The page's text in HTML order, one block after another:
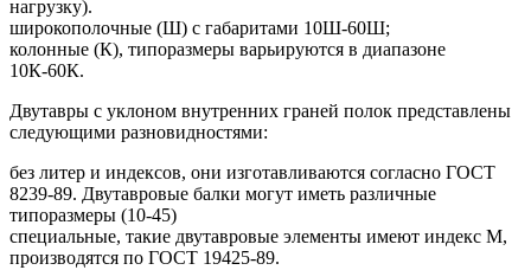
нагрузку).
широкополочные (Ш) с габаритами 10Ш-60Ш;
колонные (К), типоразмеры варьируются в диапазоне
10К-60К.
Двутавры с уклоном внутренних граней полок представлены
следующими разновидностями:
без литер и индексов, они изготавливаются согласно ГОСТ
8239-89. Двутавровые балки могут иметь различные
типоразмеры (10-45)
специальные, такие двутавровые элементы имеют индекс М,
производятся по ГОСТ 19425-89.